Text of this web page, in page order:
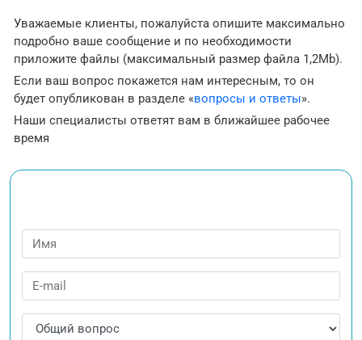
Уважаемые клиенты, пожалуйста опишите максимально
подробно ваше сообщение и по необходимости
приложите файлы (максимальный размер файла 1,2Mb).
Если ваш вопрос покажется нам интересным, то он
будет опубликован в разделе «вопросы и ответы».
Наши специалисты ответят вам в ближайшее рабочее
время